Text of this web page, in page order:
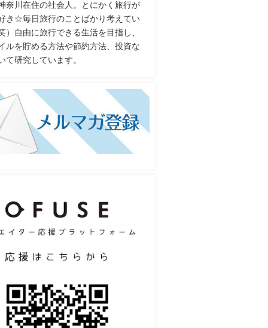
奈川在住の社会人。とにかく旅行が
き☆毎日旅行のことばかり考えてい
）自由に旅行できる生活を目指し、
ルを貯める方法や節約方法、投資な
て研究しています。